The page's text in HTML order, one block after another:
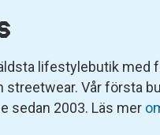
lifestylebutik med
streetwear. Vår första
sedan 2003. Läs mer